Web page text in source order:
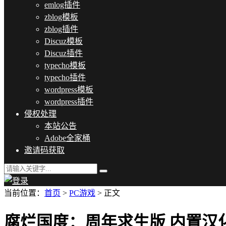
emlog插件
zblog模板
zblog插件
Discuz模板
Discuz插件
typecho模板
typecho插件
wordpress模板
wordpress插件
侵权处理
本站公告
Adobe全家桶
邀请码获取
当前位置： 首页 > PC游戏 > 正文
腐烂国度：周年求生版 内置汉